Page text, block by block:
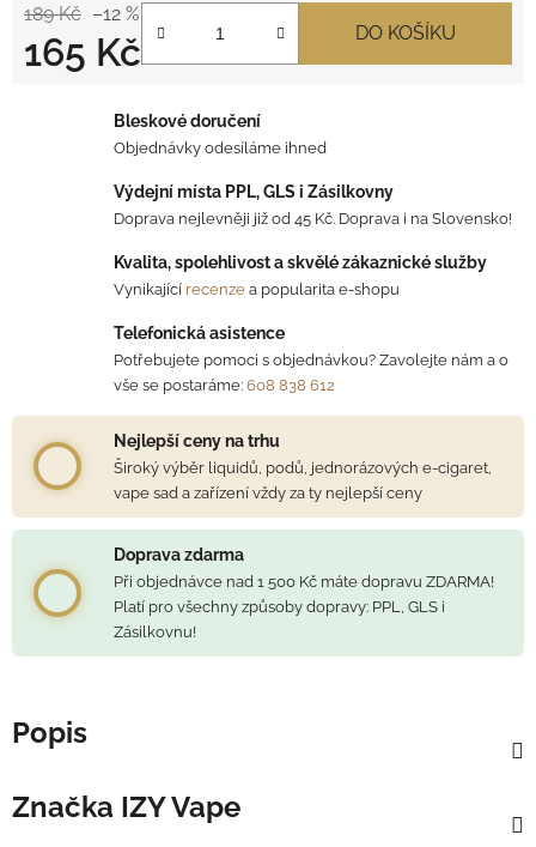
189 Kč –12 %
165 Kč DO KOŠÍKU
Bleskové doručení
Objednávky odesíláme ihned
Výdejní místa PPL, GLS i Zásilkovny
Doprava nejlevněji již od 45 Kč. Doprava i na Slovensko!
Kvalita, spolehlivost a skvělé zákaznické služby
Vynikající recenze a popularita e-shopu
Telefonická asistence
Potřebujete pomoci s objednávkou? Zavolejte nám a o
vše se postaráme: 608 838 612
Nejlepší ceny na trhu
Široký výběr liquidů, podů, jednorázových e-cigaret,
vape sad a zařízení vždy za ty nejlepší ceny
Doprava zdarma
Při objednávce nad 1 500 Kč máte dopravu ZDARMA!
Platí pro všechny způsoby dopravy: PPL, GLS i
Zásilkovnu!
Popis
Značka IZY Vape